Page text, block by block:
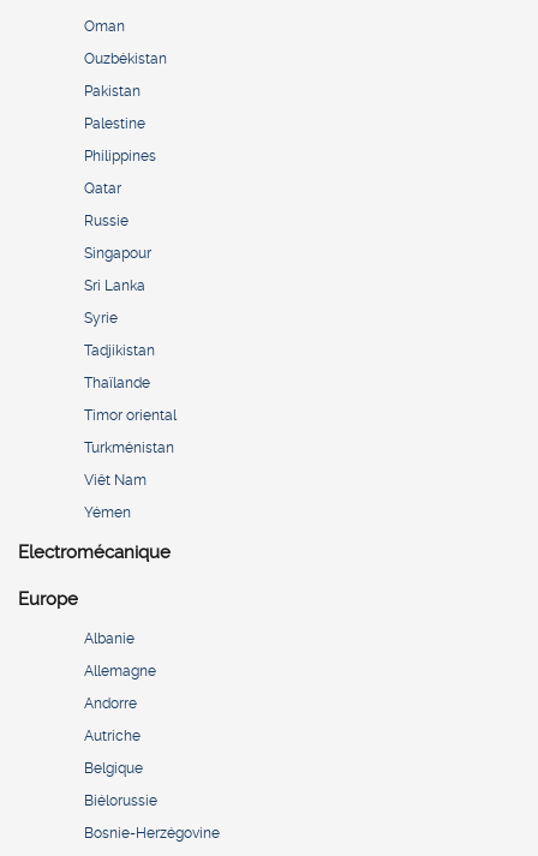
Oman
Ouzbékistan
Pakistan
Palestine
Philippines
Qatar
Russie
Singapour
Sri Lanka
Syrie
Tadjikistan
Thaïlande
Timor oriental
Turkménistan
Viêt Nam
Yémen
Electromécanique
Europe
Albanie
Allemagne
Andorre
Autriche
Belgique
Biélorussie
Bosnie-Herzégovine